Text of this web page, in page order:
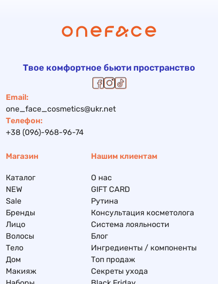
Твое комфортное бьюти пространство
Email:
one_face_cosmetics@ukr.net
Телефон:
+38 (096)-968-96-74
Магазин
Каталог
NEW
Sale
Бренды
Лицо
Волосы
Тело
Дом
Макияж
Нашим клиентам
О нас
GIFT CARD
Рутина
Консультация косметолога
Система лояльности
Блог
Ингредиенты / компоненты
Топ продаж
Секреты ухода